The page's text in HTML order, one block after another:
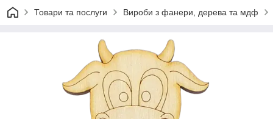
Товари та послуги Вироби з фанери, дерева та мдф